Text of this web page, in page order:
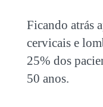
Ficando atrás
cervicais e
25% dos
50 anos.